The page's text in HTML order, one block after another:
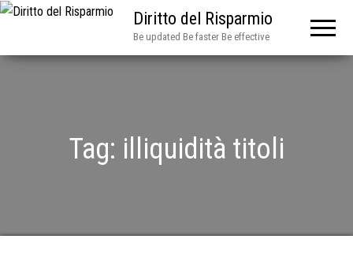
Diritto del Risparmio
Be updated Be faster Be effective
Tag: illiquidità titoli